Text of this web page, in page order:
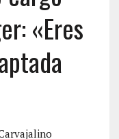
«Eres